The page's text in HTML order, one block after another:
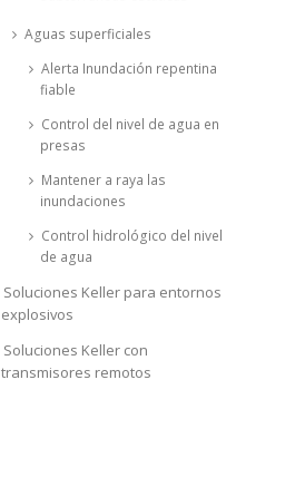
Aguas superficiales
Alerta Inundación repentina
fiable
Control del nivel de agua en
presas
Mantener a raya las
inundaciones
Control hidrológico del nivel
de agua
Soluciones Keller para entornos
explosivos
Soluciones Keller con
transmisores remotos